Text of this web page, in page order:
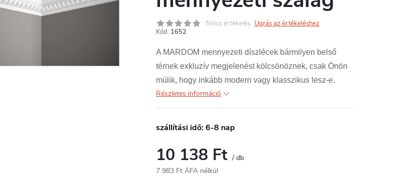
Nincs értékelés Ugrás az értékeléshez
Kód: 1652
A MARDOM mennyezeti díszlécek bármilyen belső
térnek exkluzív megjelenést kölcsönöznek, csak Önön
múlik, hogy inkább modern vagy klasszikus lesz-e.
Részletes információ
szállítási idő: 6-8 nap
10 138 Ft / db
7 983 Ft ÁFA nélkül